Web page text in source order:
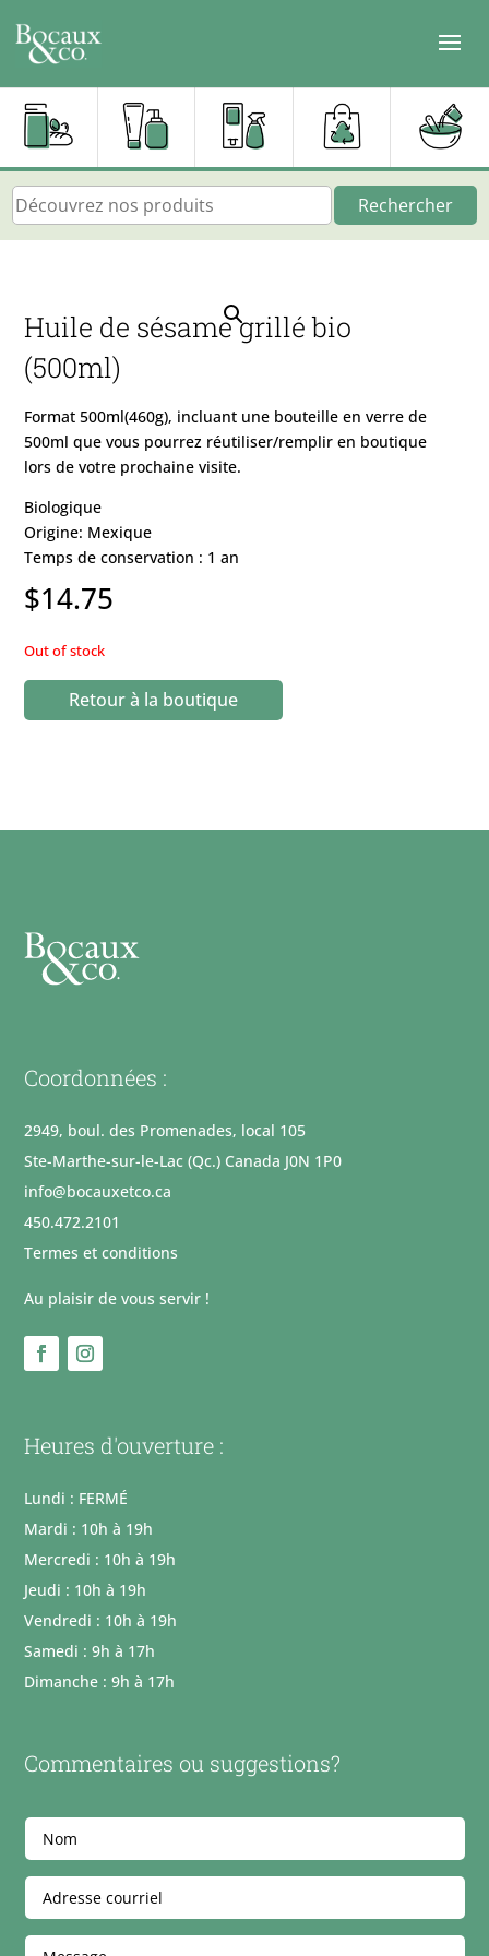
Rechercher
Huile de sésame grillé bio
(500ml)
Format 500ml(460g), incluant une bouteille en verre de
500ml que vous pourrez réutiliser/remplir en boutique
lors de votre prochaine visite.
Biologique
Origine: Mexique
Temps de conservation : 1 an
$14.75
Out of stock
Retour à la boutique
Coordonnées :
2949, boul. des Promenades, local 105
Ste-Marthe-sur-le-Lac (Qc.) Canada J0N 1P0
info@bocauxetco.ca
450.472.2101
Termes et conditions
Au plaisir de vous servir !
Heures d'ouverture :
Lundi : FERMÉ
Mardi : 10h à 19h
Mercredi : 10h à 19h
Jeudi : 10h à 19h
Vendredi : 10h à 19h
Samedi : 9h à 17h
Dimanche : 9h à 17h
Commentaires ou suggestions?